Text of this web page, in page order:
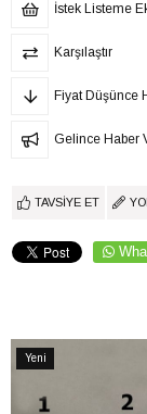
İstek Listeme
Karşılaştır
Fiyat Düşünce
Gelince Haber
TAVSIYE ET
Yeni